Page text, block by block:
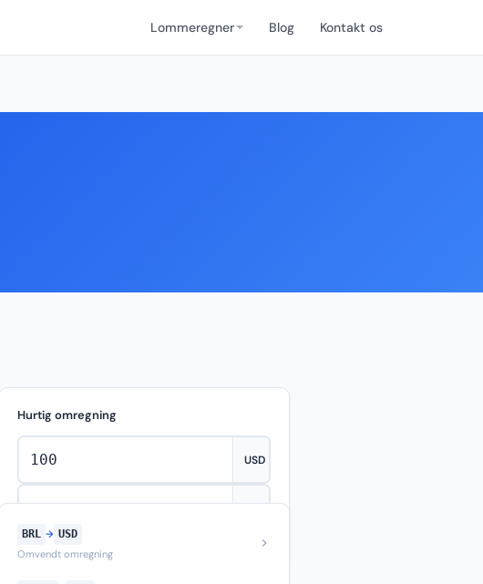
Lommeregner Blog Kontakt os
Hurtig omregning
BRL → USD
Omvendt omregning